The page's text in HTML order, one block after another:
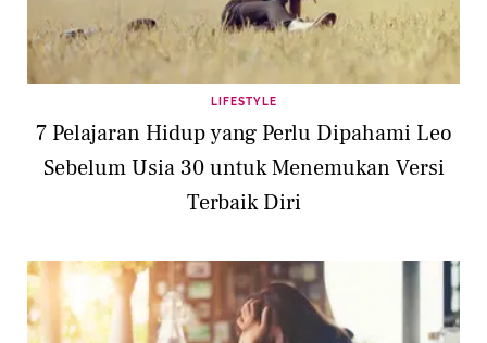
LIFESTYLE
7 Pelajaran Hidup yang Perlu Dipahami Leo
Sebelum Usia 30 untuk Menemukan Versi
Terbaik Diri